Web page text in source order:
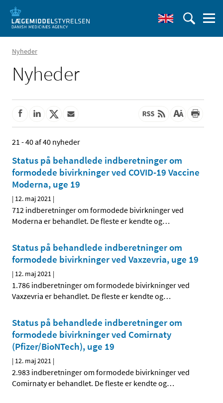
Nyheder
Nyheder
21 - 40 af 40 nyheder
Status på behandlede indberetninger om
formodede bivirkninger ved COVID-19 Vaccine
Moderna, uge 19
| 12. maj 2021 |
712 indberetninger om formodede bivirkninger ved
Moderna er behandlet. De fleste er kendte og…
Status på behandlede indberetninger om
formodede bivirkninger ved Vaxzevria, uge 19
| 12. maj 2021 |
1.786 indberetninger om formodede bivirkninger ved
Vaxzevria er behandlet. De fleste er kendte og…
Status på behandlede indberetninger om
formodede bivirkninger ved Comirnaty
(Pfizer/BioNTech), uge 19
| 12. maj 2021 |
2.983 indberetninger om formodede bivirkninger ved
Comirnaty er behandlet. De fleste er kendte og…